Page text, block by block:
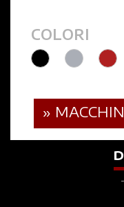
COLORI
»